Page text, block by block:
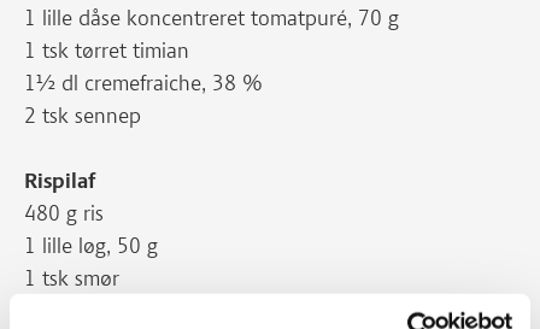
1 lille dåse koncentreret tomatpuré, 70 g
1 tsk tørret timian
1½ dl cremefraiche, 38 %
2 tsk sennep
Rispilaf
480 g ris
1 lille løg, 50 g
1 tsk smør